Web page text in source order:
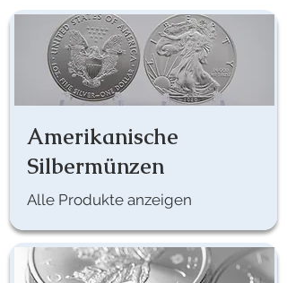
Amerikanische
Silbermünzen
Alle Produkte anzeigen